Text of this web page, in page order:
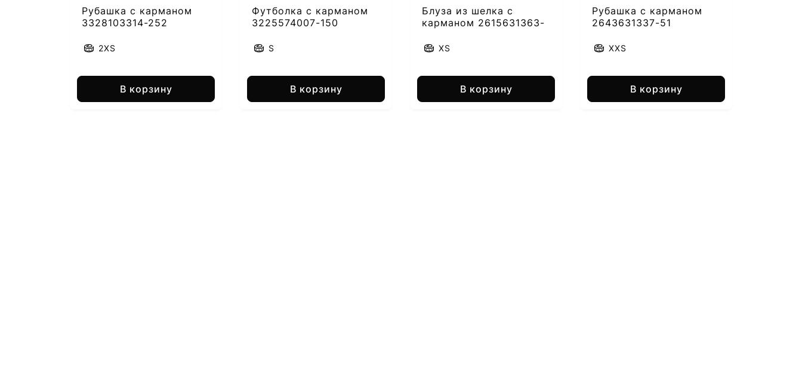
Рубашка с карманом
3328103314-252
2XS
В корзину
Футболка с карманом
3225574007-150
S
В корзину
Блуза из шелка с
карманом 2615631363-
XS
В корзину
Рубашка с карманом
2643631337-51
XXS
В корзину